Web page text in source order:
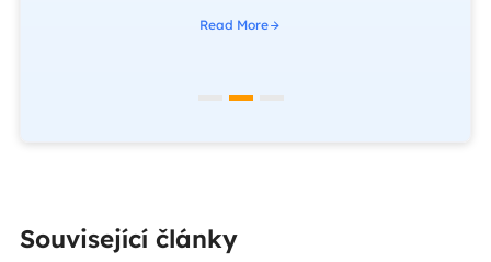
Read More
Související články